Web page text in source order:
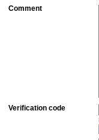
Comment
Verification code